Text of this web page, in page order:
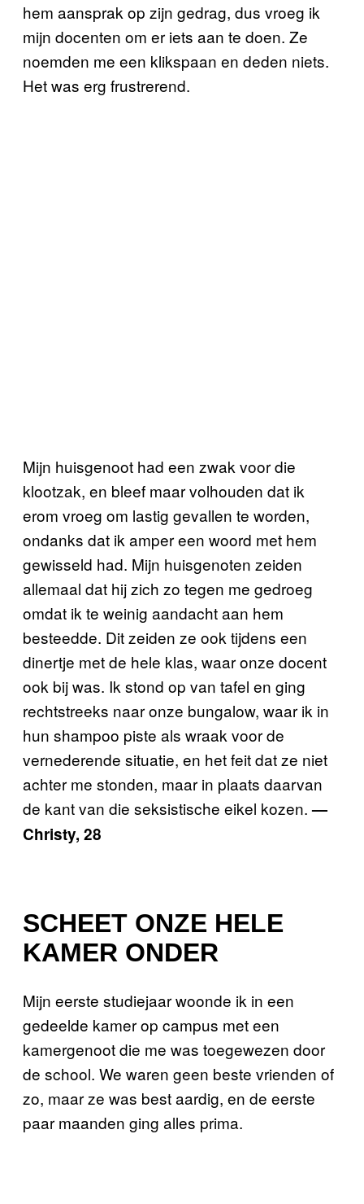
hem aansprak op zijn gedrag, dus vroeg ik
mijn docenten om er iets aan te doen. Ze
noemden me een klikspaan en deden niets.
Het was erg frustrerend.
Mijn huisgenoot had een zwak voor die
klootzak, en bleef maar volhouden dat ik
erom vroeg om lastig gevallen te worden,
ondanks dat ik amper een woord met hem
gewisseld had. Mijn huisgenoten zeiden
allemaal dat hij zich zo tegen me gedroeg
omdat ik te weinig aandacht aan hem
besteedde. Dit zeiden ze ook tijdens een
dinertje met de hele klas, waar onze docent
ook bij was. Ik stond op van tafel en ging
rechtstreeks naar onze bungalow, waar ik in
hun shampoo piste als wraak voor de
vernederende situatie, en het feit dat ze niet
achter me stonden, maar in plaats daarvan
de kant van die seksistische eikel kozen.—
Christy, 28
SCHEET ONZE HELE
KAMER ONDER
Mijn eerste studiejaar woonde ik in een
gedeelde kamer op campus met een
kamergenoot die me was toegewezen door
de school. We waren geen beste vrienden of
zo, maar ze was best aardig, en de eerste
paar maanden ging alles prima.